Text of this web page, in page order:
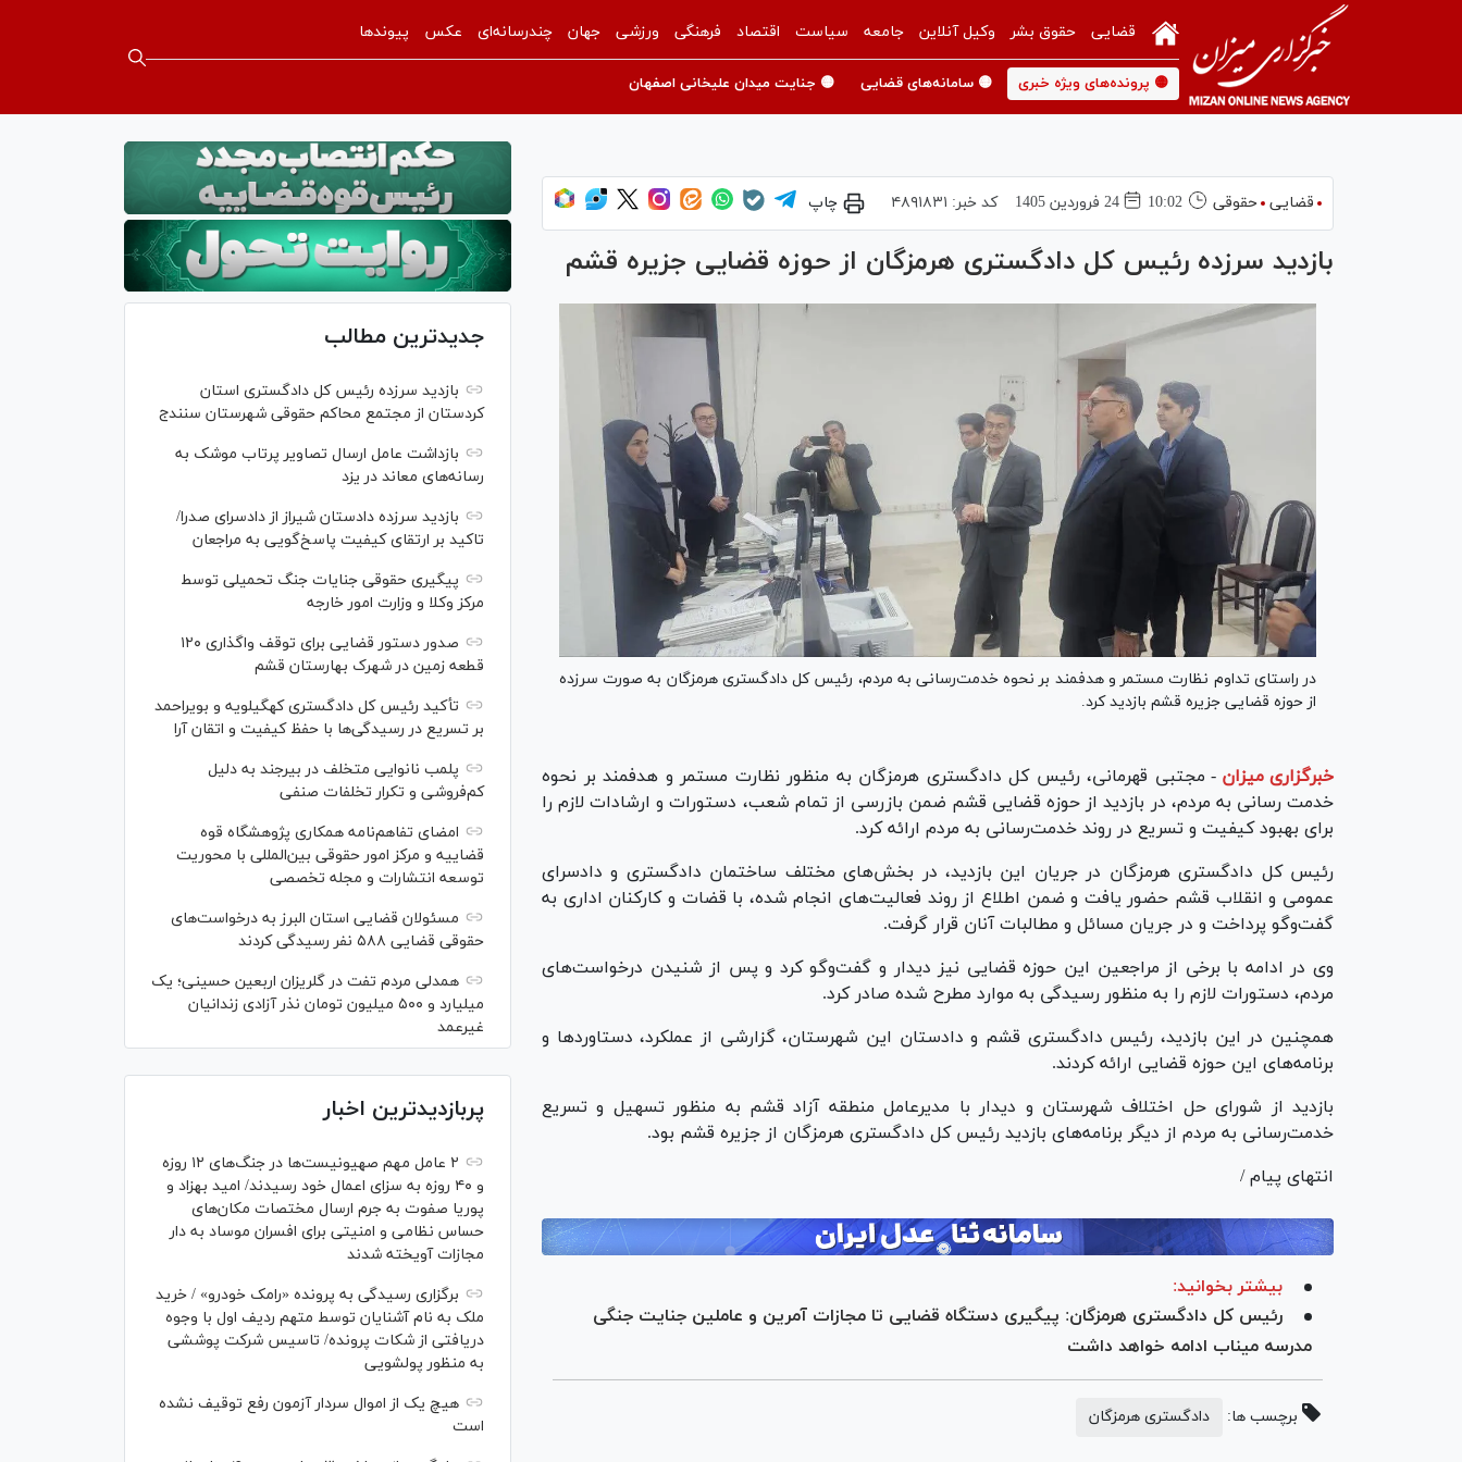
قضایی حقوق بشر وکیل آنلاین جامعه سیاست اقتصاد فرهنگی ورزشی جهان چندرسانه‌ای عکس پیوندها
🟡 پرونده‌های ویژه خبری 🟡 سامانه‌های قضایی 🟡 جنایت میدان علیخانی اصفهان
قضایی حقوقی 10:02 24 فروردين 1405 کد خبر: ۴۸۹۱۸۳۱ چاپ
بازدید سرزده رئیس کل دادگستری هرمزگان از حوزه قضایی جزیره قشم
در راستای تداوم نظارت مستمر و هدفمند بر نحوه خدمت‌رسانی به مردم، رئیس کل دادگستری هرمزگان به صورت سرزده
از حوزه قضایی جزیره قشم بازدید کرد.
خبرگزاری میزان - مجتبی قهرمانی، رئیس کل دادگستری هرمزگان به منظور نظارت مستمر و هدفمند بر نحوه
خدمت رسانی به مردم، در بازدید از حوزه قضایی قشم ضمن بازرسی از تمام شعب، دستورات و ارشادات لازم را
برای بهبود کیفیت و تسریع در روند خدمت‌رسانی به مردم ارائه کرد.
رئیس کل دادگستری هرمزگان در جریان این بازدید، در بخش‌های مختلف ساختمان دادگستری و دادسرای
عمومی و انقلاب قشم حضور یافت و ضمن اطلاع از روند فعالیت‌های انجام شده، با قضات و کارکنان اداری به
گفت‌و‌گو پرداخت و در جریان مسائل و مطالبات آنان قرار گرفت.
وی در ادامه با برخی از مراجعین این حوزه قضایی نیز دیدار و گفت‌و‌گو کرد و پس از شنیدن درخواست‌های
مردم، دستورات لازم را به منظور رسیدگی به موارد مطرح شده صادر کرد.
همچنین در این بازدید، رئیس دادگستری قشم و دادستان این شهرستان، گزارشی از عملکرد، دستاورد‌ها و
برنامه‌های این حوزه قضایی ارائه کردند.
بازدید از شورای حل اختلاف شهرستان و دیدار با مدیرعامل منطقه آزاد قشم به منظور تسهیل و تسریع
خدمت‌رسانی به مردم از دیگر برنامه‌های بازدید رئیس کل دادگستری هرمزگان از جزیره قشم بود.
انتهای پیام /
بیشتر بخوانید:
رئیس کل دادگستری هرمزگان: پیگیری دستگاه قضایی تا مجازات آمرین و عاملین جنایت جنگی
مدرسه میناب ادامه خواهد داشت
برچسب ها: دادگستری هرمزگان
جدیدترین مطالب
بازدید سرزده رئیس کل دادگستری استان
کردستان از مجتمع محاکم حقوقی شهرستان سنندج
بازداشت عامل ارسال تصاویر پرتاب موشک به
رسانه‌های معاند در یزد
بازدید سرزده دادستان شیراز از دادسرای صدرا/
تاکید بر ارتقای کیفیت پاسخ‌گویی به مراجعان
پیگیری حقوقی جنایات جنگ تحمیلی توسط
مرکز وکلا و وزارت امور خارجه
صدور دستور قضایی برای توقف واگذاری ۱۲۰
قطعه زمین در شهرک بهارستان قشم
تأکید رئیس کل دادگستری کهگیلویه و بویراحمد
بر تسریع در رسیدگی‌ها با حفظ کیفیت و اتقان آرا
پلمب نانوایی متخلف در بیرجند به دلیل
کم‌فروشی و تکرار تخلفات صنفی
امضای تفاهم‌نامه همکاری پژوهشگاه قوه
قضاییه و مرکز امور حقوقی بین‌المللی با محوریت
توسعه انتشارات و مجله تخصصی
مسئولان قضایی استان البرز به درخواست‌های
حقوقی قضایی ۵۸۸ نفر رسیدگی کردند
همدلی مردم تفت در گلریزان اربعین حسینی؛ یک
میلیارد و ۵۰۰ میلیون تومان نذر آزادی زندانیان
غیرعمد
پربازدیدترین اخبار
۲ عامل مهم صهیونیست‌ها در جنگ‌های ۱۲ روزه
و ۴۰ روزه به سزای اعمال خود رسیدند/ امید بهزاد و
پوریا صفوت به جرم ارسال مختصات مکان‌های
حساس نظامی و امنیتی برای افسران موساد به دار
مجازات آویخته شدند
برگزاری رسیدگی به پرونده «رامک خودرو» / خرید
ملک به نام آشنایان توسط متهم ردیف اول با وجوه
دریافتی از شکات پرونده/ تاسیس شرکت پوششی
به منظور پولشویی
هیچ یک از اموال سردار آزمون رفع توقیف نشده
است